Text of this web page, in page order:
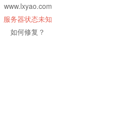
www.lxyao.com
服务器状态未知
如何修复？